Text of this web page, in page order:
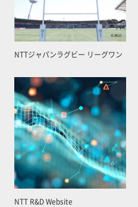
NTTジャパンラグビー リーグワン
NTT R&D Website